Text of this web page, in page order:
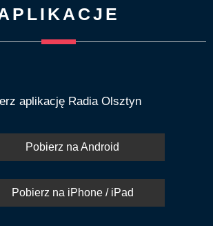
aplikację Radia Olsztyn
Pobierz na Android
Pobierz na iPhone / iPad